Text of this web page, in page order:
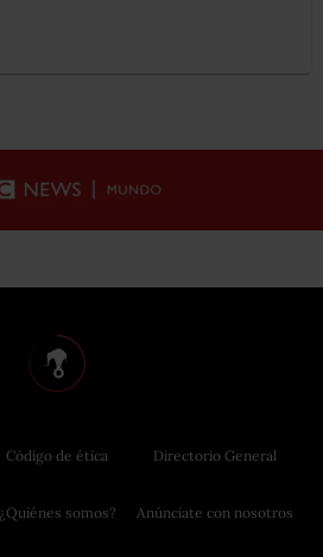
Código de ética
¿Quiénes somos?
Directorio General
Anúnciate con nosotros